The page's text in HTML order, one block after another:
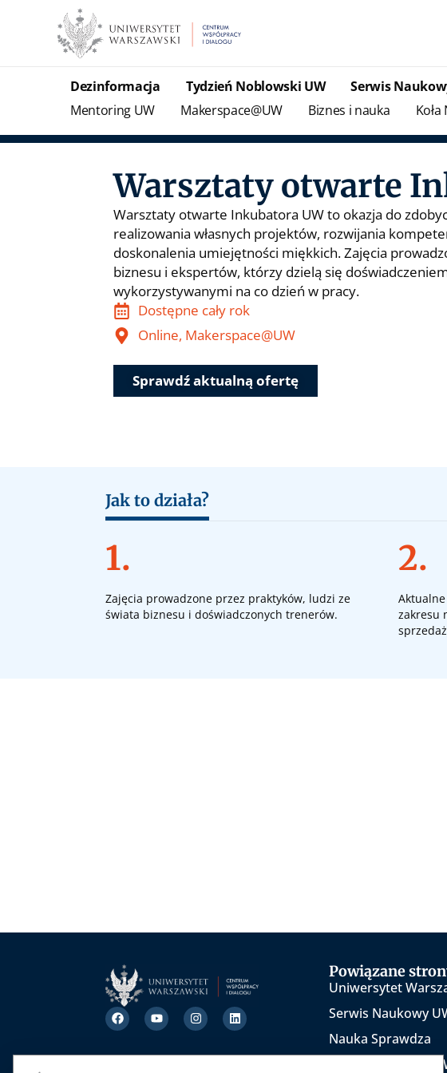
Dezinformacja Tydzień Noblowski UW Serwis
Mentoring UW
Makerspace@UW Biznes i nauka
Warsztaty otwarte
Warsztaty otwarte Inkubatora UW to okazja do
realizowania własnych projektów, rozwijania
doskonalenia umiejętności miękkich. Zajęcia
biznesu i ekspertów, którzy dzielą się
wykorzystywanymi na co dzień w pracy.
Dostępne cały rok
Online, Makerspace@UW
Sprawdź aktualną ofertę
Jak to działa?
1.
Zajęcia prowadzone przez praktyków, ludzi ze
świata biznesu i doświadczonych trenerów.
2.
zakresu
Powiązane
Uniwersytet
Serwis Naukowy
Nauka Sprawdza
TEDx University of